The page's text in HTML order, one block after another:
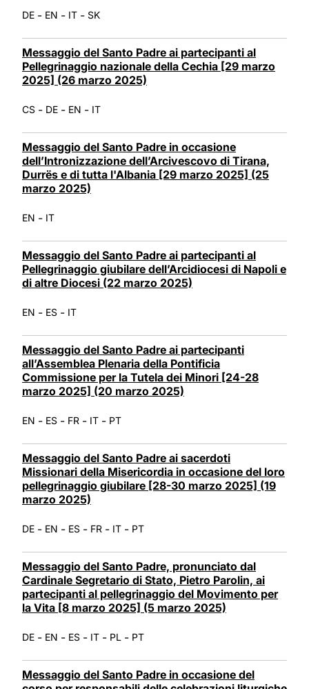
DE - EN - IT - SK
Messaggio del Santo Padre ai partecipanti al
Pellegrinaggio nazionale della Cechia [29 marzo
2025] (26 marzo 2025)
CS - DE - EN - IT
Messaggio del Santo Padre in occasione
dell’Intronizzazione dell’Arcivescovo di Tirana,
Durrës e di tutta l'Albania [29 marzo 2025] (25
marzo 2025)
EN - IT
Messaggio del Santo Padre ai partecipanti al
Pellegrinaggio giubilare dell’Arcidiocesi di Napoli e
di altre Diocesi (22 marzo 2025)
EN - ES - IT
Messaggio del Santo Padre ai partecipanti
all’Assemblea Plenaria della Pontificia
Commissione per la Tutela dei Minori [24-28
marzo 2025] (20 marzo 2025)
EN - ES - FR - IT - PT
Messaggio del Santo Padre ai sacerdoti
Missionari della Misericordia in occasione del loro
pellegrinaggio giubilare [28-30 marzo 2025] (19
marzo 2025)
DE - EN - ES - FR - IT - PT
Messaggio del Santo Padre, pronunciato dal
Cardinale Segretario di Stato, Pietro Parolin, ai
partecipanti al pellegrinaggio del Movimento per
la Vita [8 marzo 2025] (5 marzo 2025)
DE - EN - ES - IT - PL - PT
Messaggio del Santo Padre in occasione del